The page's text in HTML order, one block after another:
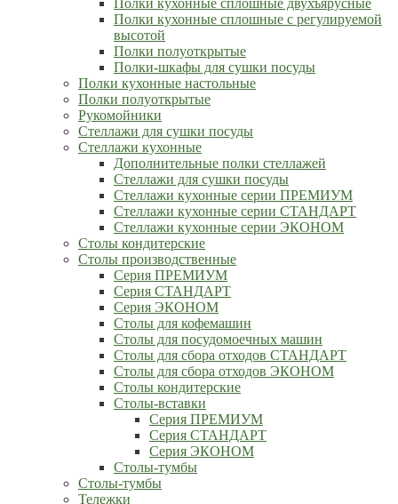
Полки кухонные сплошные двухъярусные
Полки кухонные сплошные с регулируемой
высотой
Полки полуоткрытые
Полки-шкафы для сушки посуды
Полки кухонные настольные
Полки полуоткрытые
Рукомойники
Стеллажи для сушки посуды
Стеллажи кухонные
Дополнительные полки стеллажей
Стеллажи для сушки посуды
Стеллажи кухонные серии ПРЕМИУМ
Стеллажи кухонные серии СТАНДАРТ
Стеллажи кухонные серии ЭКОНОМ
Столы кондитерские
Столы производственные
Серия ПРЕМИУМ
Серия СТАНДАРТ
Серия ЭКОНОМ
Столы для кофемашин
Столы для посудомоечных машин
Столы для сбора отходов СТАНДАРТ
Столы для сбора отходов ЭКОНОМ
Столы кондитерские
Столы-вставки
Серия ПРЕМИУМ
Серия СТАНДАРТ
Серия ЭКОНОМ
Столы-тумбы
Столы-тумбы
Тележки